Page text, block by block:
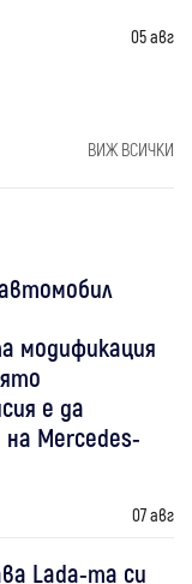
05 авг
ВИЖ ВСИЧКИ
модификация
е да
Mercedes-
07 авг
Lada-та си